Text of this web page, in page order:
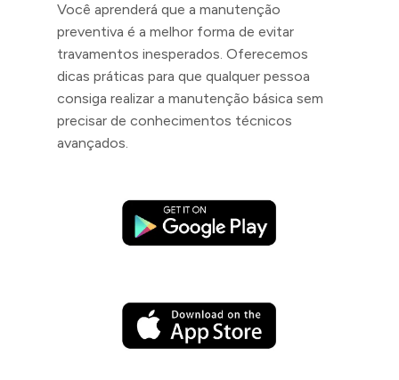
Você aprenderá que a manutenção
preventiva é a melhor forma de evitar
travamentos inesperados. Oferecemos
dicas práticas para que qualquer pessoa
consiga realizar a manutenção básica sem
precisar de conhecimentos técnicos
avançados.